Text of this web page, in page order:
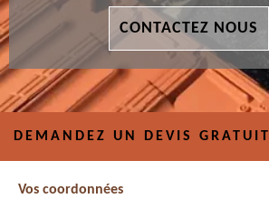
CONTACTEZ NOUS
DEMANDEZ UN DEVIS GRATUIT
Vos coordonnées